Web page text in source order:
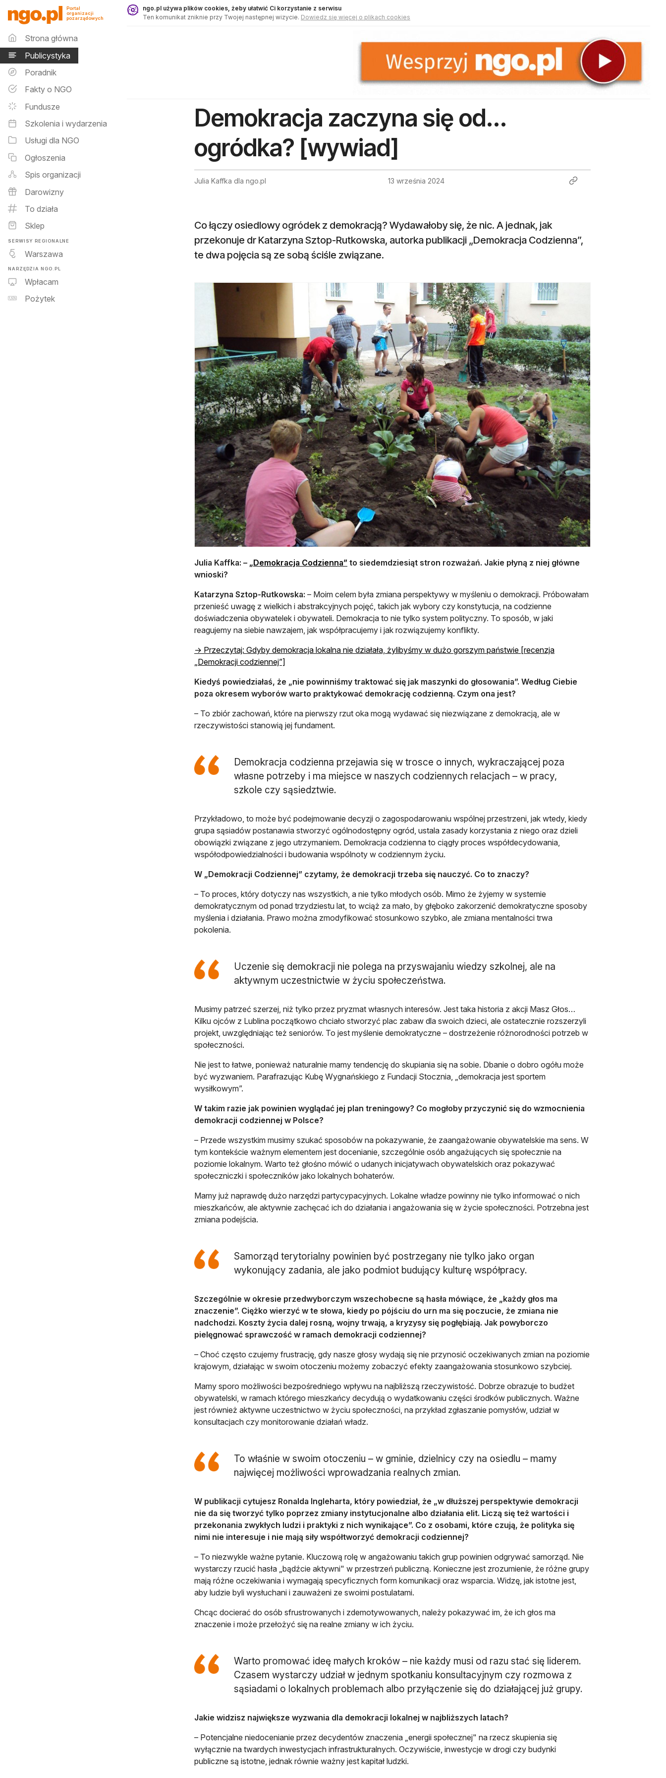
Publicystyka - ngo.pl
Portal
organizacji
pozarządowych
Menu główne
Strona główna
Publicystyka
Poradnik
Fakty o NGO
Fundusze
Szkolenia i wydarzenia
Usługi dla NGO
Ogłoszenia
Spis organizacji
Darowizny
To działa
Sklep
SERWISY REGIONALNE
Warszawa
NARZĘDZIA NGO.PL
Wpłacam
Pożytek
ngo.pl używa plików cookies, żeby ułatwić Ci korzystanie z serwisu
Ten komunikat zniknie przy Twojej następnej wizycie. Dowiedz się więcej o plikach cookies
Demokracja zaczyna się od...
ogródka? [wywiad]
Julia Kaffka dla ngo.pl 13 września 2024
Co łączy osiedlowy ogródek z demokracją? Wydawałoby się, że nic. A jednak, jak
przekonuje dr Katarzyna Sztop-Rutkowska, autorka publikacji „Demokracja Codzienna”,
te dwa pojęcia są ze sobą ściśle związane.
Julia Kaffka: – „Demokracja Codzienna”otwiera się w nowej karcie
to siedemdziesiąt stron rozważań. Jakie płyną z niej główne
wnioski?
Katarzyna Sztop-Rutkowska: – Moim celem była zmiana perspektywy w myśleniu o demokracji. Próbowałam
przenieść uwagę z wielkich i abstrakcyjnych pojęć, takich jak wybory czy konstytucja, na codzienne
doświadczenia obywatelek i obywateli. Demokracja to nie tylko system polityczny. To sposób, w jaki
reagujemy na siebie nawzajem, jak współpracujemy i jak rozwiązujemy konflikty.
→ Przeczytaj: Gdyby demokracja lokalna nie działała, żylibyśmy w dużo gorszym państwie [recenzja
„Demokracji codziennej”]
Kiedyś powiedziałaś, że „nie powinniśmy traktować się jak maszynki do głosowania”. Według Ciebie
poza okresem wyborów warto praktykować demokrację codzienną. Czym ona jest?
– To zbiór zachowań, które na pierwszy rzut oka mogą wydawać się niezwiązane z demokracją, ale w
rzeczywistości stanowią jej fundament.
Demokracja codzienna przejawia się w trosce o innych, wykraczającej poza
własne potrzeby i ma miejsce w naszych codziennych relacjach – w pracy,
szkole czy sąsiedztwie.
Przykładowo, to może być podejmowanie decyzji o zagospodarowaniu wspólnej przestrzeni, jak wtedy, kiedy
grupa sąsiadów postanawia stworzyć ogólnodostępny ogród, ustala zasady korzystania z niego oraz dzieli
obowiązki związane z jego utrzymaniem. Demokracja codzienna to ciągły proces współdecydowania,
współodpowiedzialności i budowania wspólnoty w codziennym życiu.
W „Demokracji Codziennej” czytamy, że demokracji trzeba się nauczyć. Co to znaczy?
– To proces, który dotyczy nas wszystkich, a nie tylko młodych osób. Mimo że żyjemy w systemie
demokratycznym od ponad trzydziestu lat, to wciąż za mało, by głęboko zakorzenić demokratyczne sposoby
myślenia i działania. Prawo można zmodyfikować stosunkowo szybko, ale zmiana mentalności trwa
pokolenia.
Uczenie się demokracji nie polega na przyswajaniu wiedzy szkolnej, ale na
aktywnym uczestnictwie w życiu społeczeństwa.
Musimy patrzeć szerzej, niż tylko przez pryzmat własnych interesów. Jest taka historia z akcji Masz Głos…
Kilku ojców z Lublina początkowo chciało stworzyć plac zabaw dla swoich dzieci, ale ostatecznie rozszerzyli
projekt, uwzględniając też seniorów. To jest myślenie demokratyczne – dostrzeżenie różnorodności potrzeb w
społeczności.
Nie jest to łatwe, ponieważ naturalnie mamy tendencję do skupiania się na sobie. Dbanie o dobro ogółu może
być wyzwaniem. Parafrazując Kubę Wygnańskiego z Fundacji Stocznia, „demokracja jest sportem
wysiłkowym”.
W takim razie jak powinien wyglądać jej plan treningowy? Co mogłoby przyczynić się do wzmocnienia
demokracji codziennej w Polsce?
– Przede wszystkim musimy szukać sposobów na pokazywanie, że zaangażowanie obywatelskie ma sens. W
tym kontekście ważnym elementem jest docenianie, szczególnie osób angażujących się społecznie na
poziomie lokalnym. Warto też głośno mówić o udanych inicjatywach obywatelskich oraz pokazywać
społeczniczki i społeczników jako lokalnych bohaterów.
Mamy już naprawdę dużo narzędzi partycypacyjnych. Lokalne władze powinny nie tylko informować o nich
mieszkańców, ale aktywnie zachęcać ich do działania i angażowania się w życie społeczności. Potrzebna jest
zmiana podejścia.
Samorząd terytorialny powinien być postrzegany nie tylko jako organ
wykonujący zadania, ale jako podmiot budujący kulturę współpracy.
Szczególnie w okresie przedwyborczym wszechobecne są hasła mówiące, że „każdy głos ma
znaczenie”. Ciężko wierzyć w te słowa, kiedy po pójściu do urn ma się poczucie, że zmiana nie
nadchodzi. Koszty życia dalej rosną, wojny trwają, a kryzysy się pogłębiają. Jak powyborczo
pielęgnować sprawczość w ramach demokracji codziennej?
– Choć często czujemy frustrację, gdy nasze głosy wydają się nie przynosić oczekiwanych zmian na poziomie
krajowym, działając w swoim otoczeniu możemy zobaczyć efekty zaangażowania stosunkowo szybciej.
Mamy sporo możliwości bezpośredniego wpływu na najbliższą rzeczywistość. Dobrze obrazuje to budżet
obywatelski, w ramach którego mieszkańcy decydują o wydatkowaniu części środków publicznych. Ważne
jest również aktywne uczestnictwo w życiu społeczności, na przykład zgłaszanie pomysłów, udział w
konsultacjach czy monitorowanie działań władz.
To właśnie w swoim otoczeniu – w gminie, dzielnicy czy na osiedlu – mamy
najwięcej możliwości wprowadzania realnych zmian.
W publikacji cytujesz Ronalda Ingleharta, który powiedział, że „w dłuższej perspektywie demokracji
nie da się tworzyć tylko poprzez zmiany instytucjonalne albo działania elit. Liczą się też wartości i
przekonania zwykłych ludzi i praktyki z nich wynikające”. Co z osobami, które czują, że polityka się
nimi nie interesuje i nie mają siły współtworzyć demokracji codziennej?
– To niezwykle ważne pytanie. Kluczową rolę w angażowaniu takich grup powinien odgrywać samorząd. Nie
wystarczy rzucić hasła „bądźcie aktywni" w przestrzeń publiczną. Konieczne jest zrozumienie, że różne grupy
mają różne oczekiwania i wymagają specyficznych form komunikacji oraz wsparcia. Widzę, jak istotne jest,
aby ludzie byli wysłuchani i zauważeni ze swoimi postulatami.
Chcąc docierać do osób sfrustrowanych i zdemotywowanych, należy pokazywać im, że ich głos ma
znaczenie i może przełożyć się na realne zmiany w ich życiu.
Warto promować ideę małych kroków – nie każdy musi od razu stać się liderem.
Czasem wystarczy udział w jednym spotkaniu konsultacyjnym czy rozmowa z
sąsiadami o lokalnych problemach albo przyłączenie się do działającej już grupy.
Jakie widzisz największe wyzwania dla demokracji lokalnej w najbliższych latach?
– Potencjalne niedocenianie przez decydentów znaczenia „energii społecznej" na rzecz skupienia się
wyłącznie na twardych inwestycjach infrastrukturalnych. Oczywiście, inwestycje w drogi czy budynki
publiczne są istotne, jednak równie ważny jest kapitał ludzki.